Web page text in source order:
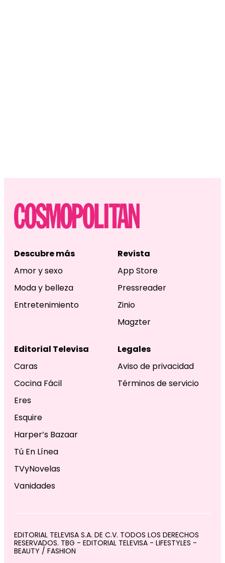
Descubre más
Amor y sexo
Moda y belleza
Entretenimiento
Revista
App Store
Pressreader
Zinio
Magzter
Editorial Televisa
Caras
Cocina Fácil
Eres
Esquire
Harper’s Bazaar
Tú En Línea
TVyNovelas
Vanidades
Legales
Aviso de privacidad
Términos de servicio
EDITORIAL TELEVISA S.A. DE C.V. TODOS LOS DERECHOS
RESERVADOS. TBG - EDITORIAL TELEVISA - LIFESTYLES -
BEAUTY / FASHION